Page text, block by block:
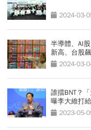
2024-03-
半導體、AI
新高、台股
2024-03-
誰擋BNT？
曝李大維打
2023-05-